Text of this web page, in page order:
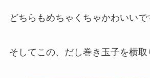
どちらもめちゃくちゃかわいいで
そしてこの、だし巻き玉子を横取